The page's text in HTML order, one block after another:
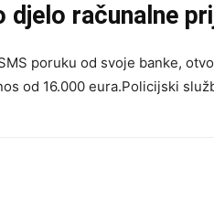
djelo računalne
poruku od svoje banke,
od 16.000 eura.Policijski